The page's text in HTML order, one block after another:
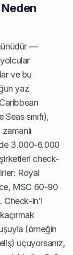
—
ve bu
yaz
sınıfı),
3.000-6.000
check-
Royal
MSC 60-90
Check-in'i
(örneğin
uçuyorsanız,